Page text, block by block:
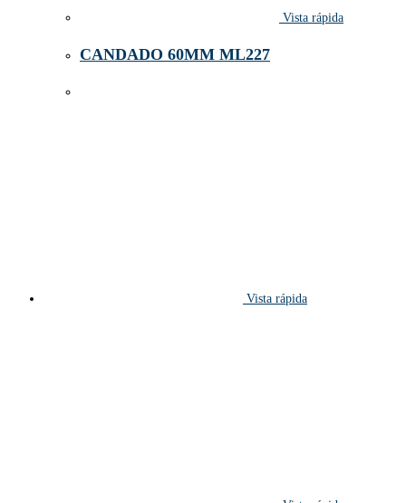
Vista rápida
CANDADO 60MM ML227
Vista rápida